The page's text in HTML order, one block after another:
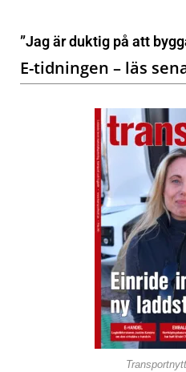
”Jag är duktig på att
E-tidningen – läs